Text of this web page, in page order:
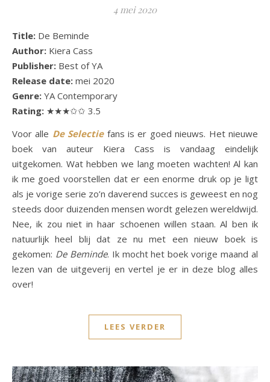
4 mei 2020
Title: De Beminde
Author: Kiera Cass
Publisher: Best of YA
Release date: mei 2020
Genre: YA Contemporary
Rating: ★★★✩✩ 3.5
Voor alle De Selectiefans is er goed nieuws. Het nieuwe
boek van auteur Kiera Cass is vandaag eindelijk
uitgekomen. Wat hebben we lang moeten wachten! Al kan
ik me goed voorstellen dat er een enorme druk op je ligt
als je vorige serie zo’n daverend succes is geweest en nog
steeds door duizenden mensen wordt gelezen wereldwijd.
Nee, ik zou niet in haar schoenen willen staan. Al ben ik
natuurlijk heel blij dat ze nu met een nieuw boek is
gekomen: De Beminde. Ik mocht het boek vorige maand al
lezen van de uitgeverij en vertel je er in deze blog alles
over!
LEES VERDER